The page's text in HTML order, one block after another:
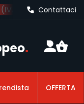
inclusa)Contattaci
.
OFFERTA